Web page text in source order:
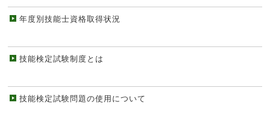
年度別技能士資格取得状況
技能検定試験制度とは
技能検定試験問題の使用について